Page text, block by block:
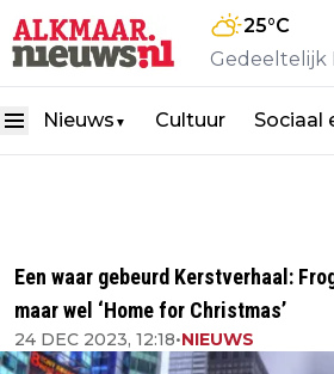
25°C
Gedeeltelijk
Nieuws ▼ Cultuur Sociaal
Een waar gebeurd Kerstverhaal:
maar wel ‘Home for Christmas’
24 DEC 2023, 12:18•NIEUWS